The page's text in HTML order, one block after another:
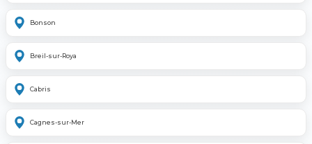
Bonson
Breil-sur-Roya
Cabris
Cagnes-sur-Mer